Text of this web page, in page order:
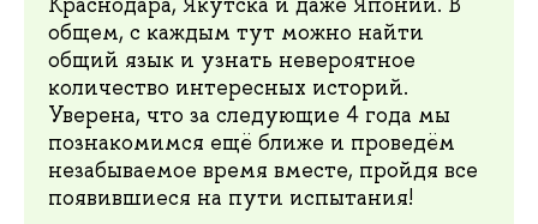
общем, с каждым тут можно найти
общий язык и узнать невероятное
количество интересных историй.
Уверена, что за следующие 4 года мы
познакомимся ещё ближе и проведём
незабываемое время вместе, пройдя все
появившиеся на пути испытания!